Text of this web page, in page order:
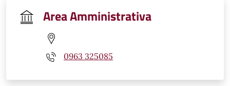
Area Amministrativa
0963 325085